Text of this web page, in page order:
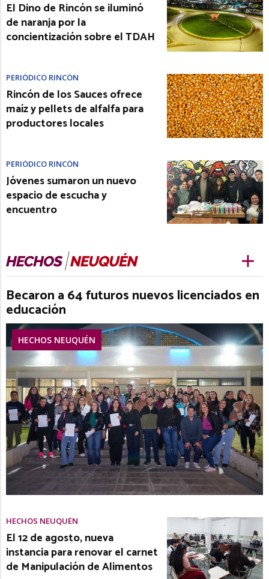
El Dino de Rincón se iluminó
de naranja por la
concientización sobre el TDAH
PERIÓDICO RINCÓN
Rincón de los Sauces ofrece
maíz y pellets de alfalfa para
productores locales
PERIÓDICO RINCÓN
Jóvenes sumaron un nuevo
espacio de escucha y
encuentro
Becaron a 64 futuros nuevos licenciados en
educación
HECHOS NEUQUÉN
HECHOS NEUQUÉN
El 12 de agosto, nueva
instancia para renovar el carnet
de Manipulación de Alimentos